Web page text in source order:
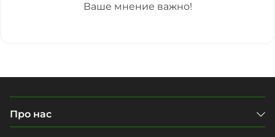
Ваше мнение важно!
Про нас